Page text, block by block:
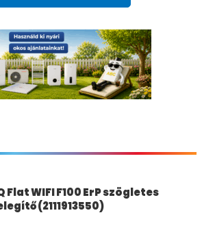
WIFI F100 ErP szögletes
(2111913550)